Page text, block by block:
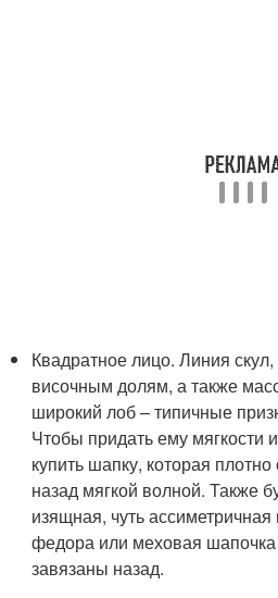
Квадратное лицо. Линия
височным долям, а также
широкий лоб – типичные
Чтобы придать ему мягкости
купить шапку, которая
назад мягкой волной. Также
изящная, чуть
федора или меховая
завязаны назад.